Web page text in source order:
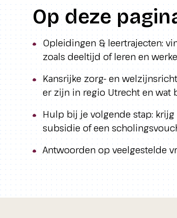
Op deze
Opleidingen & leertrajecten:
zoals deeltijd of leren en
Kansrijke zorg- en
er zijn in regio Utrecht en wat
Hulp bij je volgende stap:
subsidie of een
Antwoorden op veelgestelde